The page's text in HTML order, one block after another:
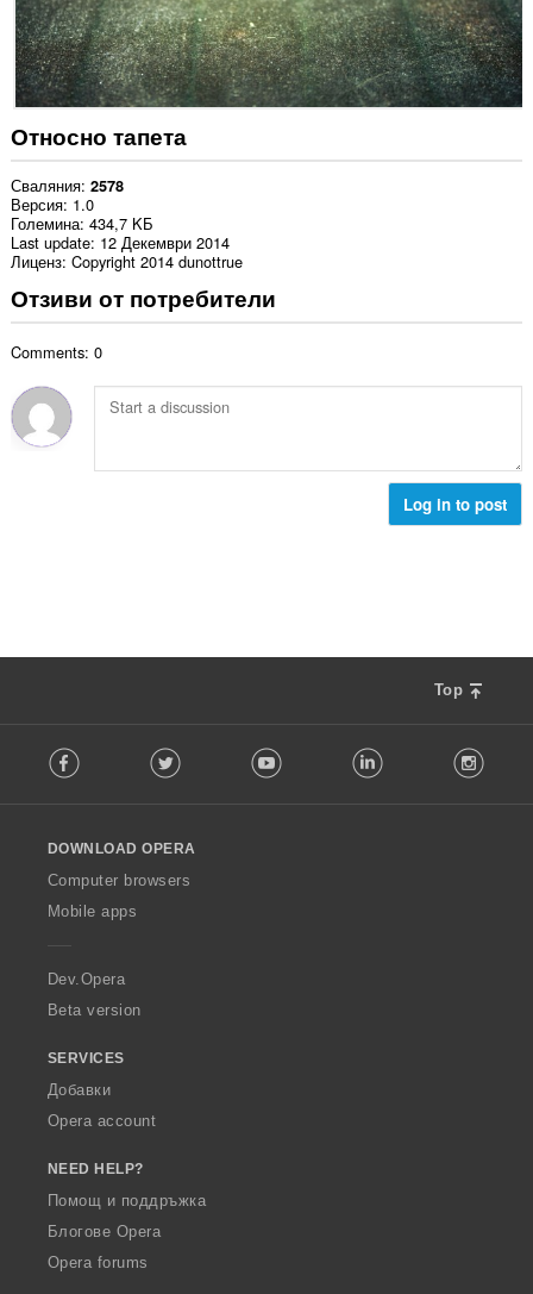
Относно тапета
Сваляния 2578
Версия 1.0
Големина 434,7 KБ
Last update 12 Декември 2014
Лиценз Copyright 2014 dunottrue
Отзиви от потребители
Comments: 0
Log in to post
Top
o
w
O
p
a
Facebook Twitter Youtube LinkedIn
DOWNLOAD OPERA
Computer browsers
Mobile apps
Dev.Opera
Beta version
SERVICES
Добавки
Opera account
NEED HELP?
Помощ и поддръжка
Блогове Opera
Opera forums